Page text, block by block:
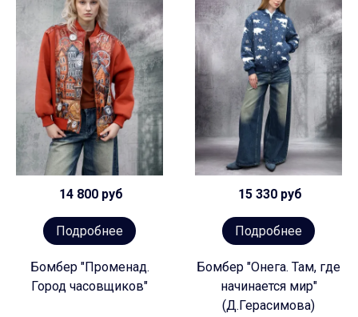
14 800 руб
Подробнее
Бомбер "Променад.
Город часовщиков"
15 330 руб
Подробнее
Бомбер "Онега. Там, где
начинается мир"
(Д.Герасимова)